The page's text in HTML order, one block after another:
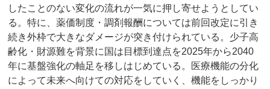
したことのない変化の流れが一気に押し寄せようとしてい
る。特に、薬価制度・調剤報酬については前回改定に引き
続き外枠で大きなダメージが突き付けられている。少子高
齢化・財源難を背景に国は目標到達点を2025年から2040
年に基盤強化の軸足を移しはじめている。医療機能の分化
によって未来へ向けての対応をしていく、機能をしっかり